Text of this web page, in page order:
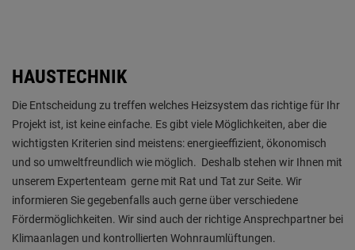
HAUSTECHNIK
Die Entscheidung zu treffen welches Heizsystem das richtige für Ihr
Projekt ist, ist keine einfache. Es gibt viele Möglichkeiten, aber die
wichtigsten Kriterien sind meistens: energieeffizient, ökonomisch
und so umweltfreundlich wie möglich. Deshalb stehen wir Ihnen mit
unserem Expertenteam gerne mit Rat und Tat zur Seite. Wir
informieren Sie gegebenfalls auch gerne über verschiedene
Fördermöglichkeiten. Wir sind auch der richtige Ansprechpartner bei
Klimaanlagen und kontrollierten Wohnraumlüftungen.